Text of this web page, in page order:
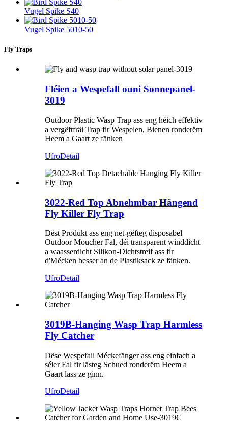
Vugel Spike S40
Vugel Spike 5010-50
Fly Traps
Fléien a Wespefall ouni Sonnepanel-
3019
Outdoor Plastic Wasp Trap ass eng héich effektiv
a vergëftfräi Trap fir Wespelen, Bienen ronderëm
Heem a Gaart ze fänken
UfroDetail
3022-Red Top Abnehmbar Hängend
Fly Killer Fly Trap
Dëst Produkt ass eng net-gëfteg disposabel
Outdoor Moucher Fal, déi transparent winddicht
a waasserdicht Silikon-Dichtstreif ass fir
d'Mécken besser an de Plastiksack ze fänken.
UfroDetail
3019B-Hanging Wasp Trap Harmless
Fly Catcher
Dëse Wespefall Méckefänger ass eng einfach a
séier Fal fir lästeg Schued ronderëm Heem a
Gaart lass ze ginn.
UfroDetail